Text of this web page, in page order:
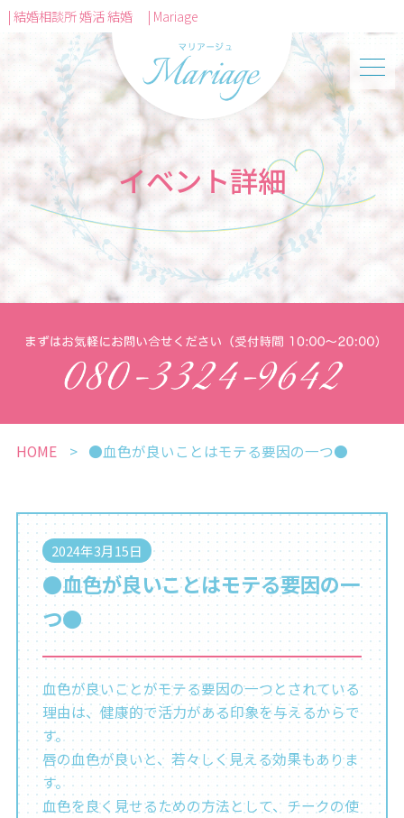
| 結婚相談所 婚活 結婚 | Mariage
イベント詳細
HOME ●血色が良いことはモテる要因の一つ●
2024年3月15日
●血色が良いことはモテる要因の一
つ●
血色が良いことがモテる要因の一つとされている
理由は、健康的で活力がある印象を与えるからで
す。
唇の血色が良いと、若々しく見える効果もありま
す。
血色を良く見せるための方法として、チークの使